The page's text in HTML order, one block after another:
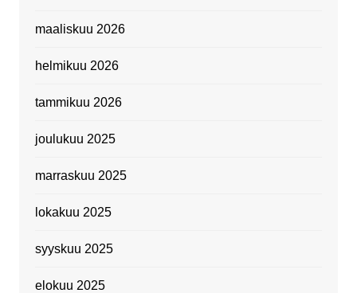
maaliskuu 2026
helmikuu 2026
tammikuu 2026
joulukuu 2025
marraskuu 2025
lokakuu 2025
syyskuu 2025
elokuu 2025